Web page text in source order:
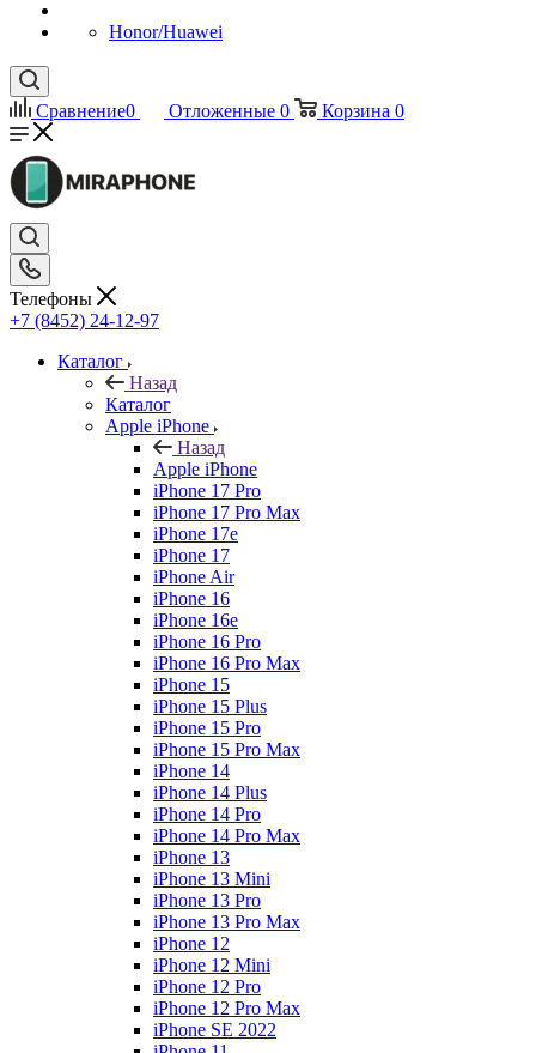
Honor/Huawei
Сравнение0 Отложенные 0 Корзина 0
Телефоны
+7 (8452) 24-12-97
Каталог
Назад
Каталог
Apple iPhone
Назад
Apple iPhone
iPhone 17 Pro
iPhone 17 Pro Max
iPhone 17e
iPhone 17
iPhone Air
iPhone 16
iPhone 16e
iPhone 16 Pro
iPhone 16 Pro Max
iPhone 15
iPhone 15 Plus
iPhone 15 Pro
iPhone 15 Pro Max
iPhone 14
iPhone 14 Plus
iPhone 14 Pro
iPhone 14 Pro Max
iPhone 13
iPhone 13 Mini
iPhone 13 Pro
iPhone 13 Pro Max
iPhone 12
iPhone 12 Mini
iPhone 12 Pro
iPhone 12 Pro Max
iPhone SE 2022